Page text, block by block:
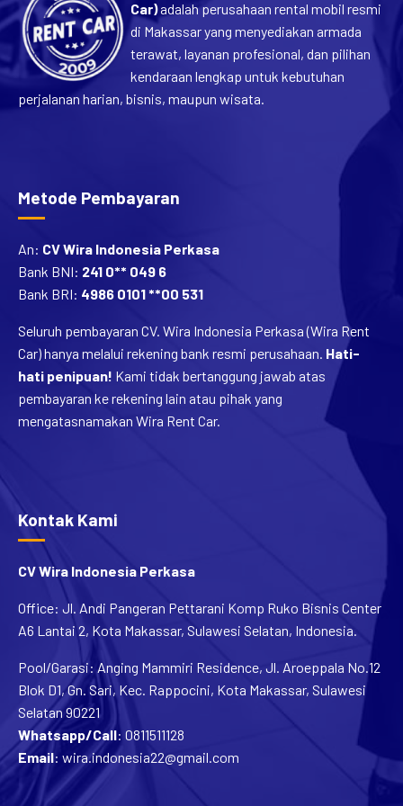
di Makassar yang menyediakan armada
terawat, layanan profesional, dan pilihan
kendaraan lengkap untuk kebutuhan
perjalanan harian, bisnis, maupun wisata.
Metode Pembayaran
An:
CV Wira Indonesia Perkasa
Bank BNI:
241 0** 049 6
Bank BRI:
4986 0101 **00 531
Seluruh pembayaran CV. Wira Indonesia Perkasa (Wira Rent
Car) hanya melalui rekening bank resmi perusahaan. Hati-
hati penipuan! Kami tidak bertanggung jawab atas
pembayaran ke rekening lain atau pihak yang
mengatasnamakan Wira Rent Car.
Kontak Kami
CV Wira Indonesia Perkasa
Office: Jl. Andi Pangeran Pettarani Komp Ruko Bisnis Center
A6 Lantai 2, Kota Makassar, Sulawesi Selatan, Indonesia.
Pool/Garasi: Anging Mammiri Residence, Jl. Aroeppala No.12
Blok D1, Gn. Sari, Kec. Rappocini, Kota Makassar, Sulawesi
Selatan 90221
Whatsapp/Call 0811511128
Email
wira.indonesia22@gmail.com